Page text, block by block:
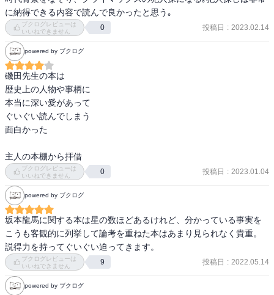
に納得できる内容で読んで良かったと思う｡
ブクログレビューは
いいねできません
0 投稿日 : 2023.02.14
powered by ブクログ
磯田先生の本は
歴史上の人物や事柄に
本当に深い愛があって
ぐいぐい読んでしまう
面白かった
主人の本棚から拝借
ブクログレビューは
いいねできません
0 投稿日 : 2023.01.04
powered by ブクログ
坂本龍馬に関する本は星の数ほどあるけれど、分かっている事実を
こうも客観的に列挙して論考を重ねた本はあまり見られなく貴重。
説得力を持ってぐいぐい迫ってきます。
ブクログレビューは
いいねできません
9 投稿日 : 2022.05.14
powered by ブクログ